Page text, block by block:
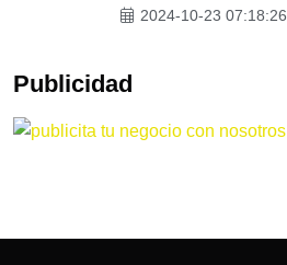
2024-10-23 07:18:26
Publicidad